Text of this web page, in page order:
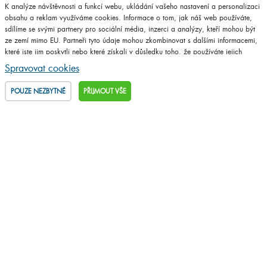
Napsat do prodejny
Navštívit web
K analýze návštěvnosti a funkcí webu, ukládání vašeho nastavení a personalizaci
obsahu a reklam využíváme cookies. Informace o tom, jak náš web používáte,
sdílíme se svými partnery pro sociální média, inzerci a analýzy, kteří mohou být
ze zemí mimo EU. Partneři tyto údaje mohou zkombinovat s dalšími informacemi,
které jste jim poskytli nebo které získali v důsledku toho, že používáte jejich
služby.
Podrobné informace
Spravovat cookies
POUZE NEZBYTNÉ PŘIJMOUT VŠE